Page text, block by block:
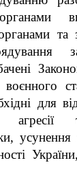
та
для
агресії